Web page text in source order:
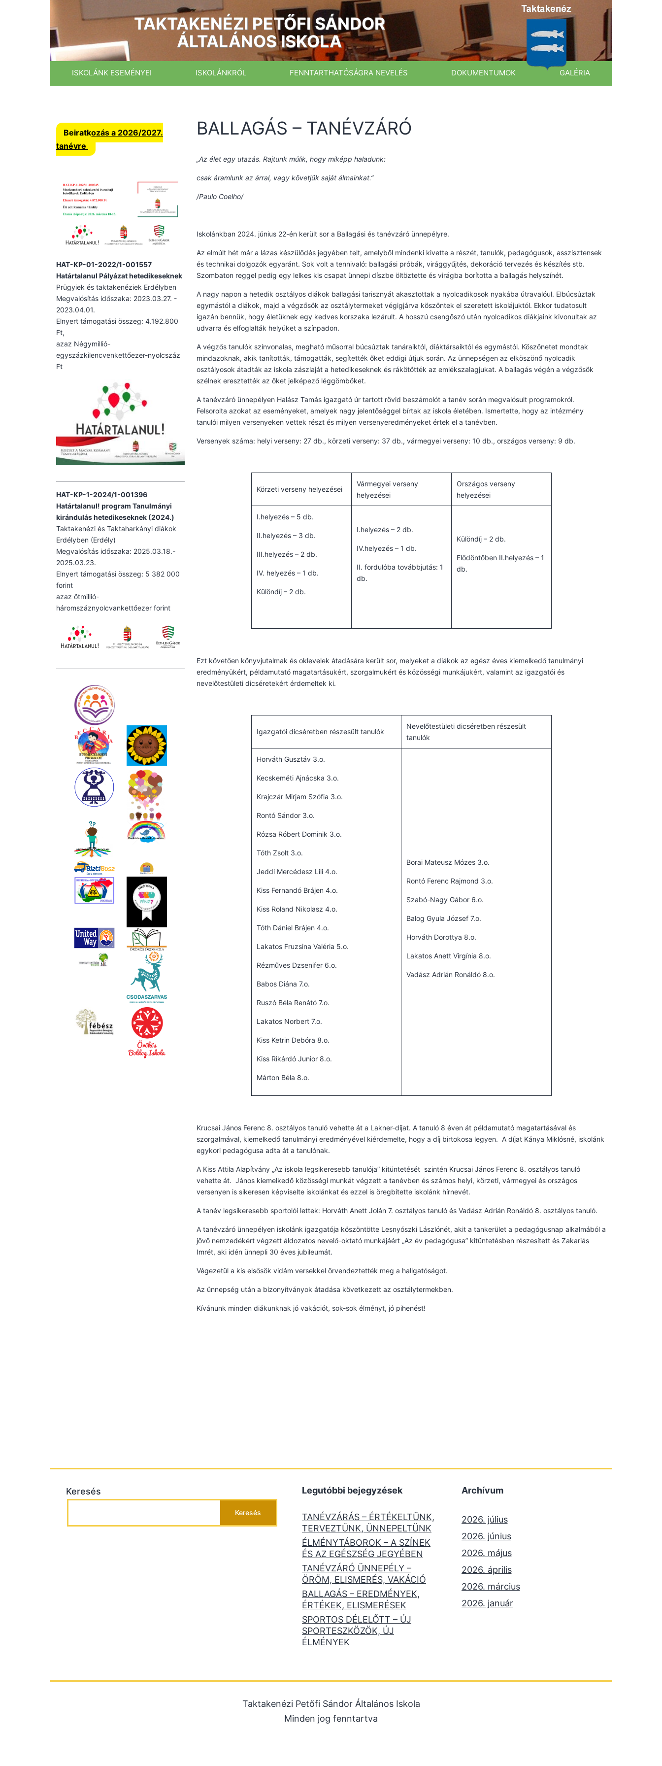
TAKTAKENÉZI PETŐFI SÁNDOR
ÁLTALÁNOS ISKOLA
ISKOLÁNK ESEMÉNYEI ISKOLÁNKRÓL FENNTARTHATÓSÁGRA NEVELÉS DOKUMENTUMOK GALÉRIA
Beiratkozás a 2026/2027.
tanévre
HAT-KP-01-2022/1-001557
Határtalanul Pályázat hetedikeseknek
Prügyiek és taktakenéziek Erdélyben
Megvalósítás időszaka: 2023.03.27. -
2023.04.01.
Elnyert támogatási összeg: 4.192.800
Ft,
azaz Négymillió-
egyszázkilencvenkettőezer-nyolcszáz
Ft
HAT-KP-1-2024/1-001396
Határtalanul! program Tanulmányi
kirándulás hetedikeseknek (2024.)
Taktakenézi és Taktaharkányi diákok
Erdélyben (Erdély)
Megvalósítás időszaka: 2025.03.18.-
2025.03.23.
Elnyert támogatási összeg: 5 382 000
forint
azaz ötmillió-
háromszáznyolcvankettőezer forint
BALLAGÁS – TANÉVZÁRÓ
„Az élet egy utazás. Rajtunk múlik, hogy miképp haladunk:
csak áramlunk az árral, vagy követjük saját álmainkat.”
/Paulo Coelho/
Iskolánkban 2024. június 22-én került sor a Ballagási és tanévzáró ünnepélyre.
Az elmúlt hét már a lázas készülődés jegyében telt, amelyből mindenki kivette a részét, tanulók, pedagógusok, asszisztensek
és technikai dolgozók egyaránt. Sok volt a tennivaló: ballagási próbák, virággyűjtés, dekoráció tervezés és készítés stb.
Szombaton reggel pedig egy lelkes kis csapat ünnepi díszbe öltöztette és virágba borította a ballagás helyszínét.
A nagy napon a hetedik osztályos diákok ballagási tarisznyát akasztottak a nyolcadikosok nyakába útravalóul. Elbúcsúztak
egymástól a diákok, majd a végzősök az osztálytermeket végigjárva köszöntek el szeretett iskolájuktól. Ekkor tudatosult
igazán bennük, hogy életüknek egy kedves korszaka lezárult. A hosszú csengőszó után nyolcadikos diákjaink kivonultak az
udvarra és elfoglalták helyüket a színpadon.
A végzős tanulók színvonalas, megható műsorral búcsúztak tanáraiktól, diáktársaiktól és egymástól. Köszönetet mondtak
mindazoknak, akik tanították, támogatták, segítették őket eddigi útjuk során. Az ünnepségen az elköszönő nyolcadik
osztályosok átadták az iskola zászlaját a hetedikeseknek és rákötötték az emlékszalagjukat. A ballagás végén a végzősök
szélnek eresztették az őket jelképező léggömböket.
A tanévzáró ünnepélyen Halász Tamás igazgató úr tartott rövid beszámolót a tanév során megvalósult programokról.
Felsorolta azokat az eseményeket, amelyek nagy jelentőséggel bírtak az iskola életében. Ismertette, hogy az intézmény
tanulói milyen versenyeken vettek részt és milyen versenyeredményeket értek el a tanévben.
Versenyek száma: helyi verseny: 27 db., körzeti verseny: 37 db., vármegyei verseny: 10 db., országos verseny: 9 db.
Körzeti verseny helyezései
Vármegyei verseny
helyezései
Országos verseny
helyezései
I.helyezés – 5 db.
II.helyezés – 3 db.
III.helyezés – 2 db.
IV. helyezés – 1 db.
Különdíj – 2 db.
I.helyezés – 2 db.
IV.helyezés – 1 db.
II. fordulóba továbbjutás: 1
db.
Különdíj – 2 db.
Elődöntőben II.helyezés – 1
db.
Ezt követően könyvjutalmak és oklevelek átadására került sor, melyeket a diákok az egész éves kiemelkedő tanulmányi
eredményükért, példamutató magatartásukért, szorgalmukért és közösségi munkájukért, valamint az igazgatói és
nevelőtestületi dicséretekért érdemeltek ki.
Igazgatói dicséretben részesült tanulók
Nevelőtestületi dicséretben részesült
tanulók
Horváth Gusztáv 3.o.
Kecskeméti Ajnácska 3.o.
Krajczár Mirjam Szófia 3.o.
Rontó Sándor 3.o.
Rózsa Róbert Dominik 3.o.
Tóth Zsolt 3.o.
Jeddi Mercédesz Lili 4.o.
Kiss Fernandó Brájen 4.o.
Kiss Roland Nikolasz 4.o.
Tóth Dániel Brájen 4.o.
Lakatos Fruzsina Valéria 5.o.
Rézműves Dzsenifer 6.o.
Babos Diána 7.o.
Ruszó Béla Renátó 7.o.
Lakatos Norbert 7.o.
Kiss Ketrin Debóra 8.o.
Kiss Rikárdó Junior 8.o.
Márton Béla 8.o.
Borai Mateusz Mózes 3.o.
Rontó Ferenc Rajmond 3.o.
Szabó-Nagy Gábor 6.o.
Balog Gyula József 7.o.
Horváth Dorottya 8.o.
Lakatos Anett Virgínia 8.o.
Vadász Adrián Ronáldó 8.o.
Krucsai János Ferenc 8. osztályos tanuló vehette át a Lakner-díjat. A tanuló 8 éven át példamutató magatartásával és
szorgalmával, kiemelkedő tanulmányi eredményével kiérdemelte, hogy a díj birtokosa legyen. A díjat Kánya Miklósné, iskolánk
egykori pedagógusa adta át a tanulónak.
A Kiss Attila Alapítvány „Az iskola legsikeresebb tanulója” kitüntetését szintén Krucsai János Ferenc 8. osztályos tanuló
vehette át. János kiemelkedő közösségi munkát végzett a tanévben és számos helyi, körzeti, vármegyei és országos
versenyen is sikeresen képviselte iskolánkat és ezzel is öregbítette iskolánk hírnevét.
A tanév legsikeresebb sportolói lettek: Horváth Anett Jolán 7. osztályos tanuló és Vadász Adrián Ronáldó 8. osztályos tanuló.
A tanévzáró ünnepélyen iskolánk igazgatója köszöntötte Lesnyószki Lászlónét, akit a tankerület a pedagógusnap alkalmából a
jövő nemzedékért végzett áldozatos nevelő-oktató munkájáért „Az év pedagógusa” kitüntetésben részesített és Zakariás
Imrét, aki idén ünnepli 30 éves jubileumát.
Végezetül a kis elsősök vidám versekkel örvendeztették meg a hallgatóságot.
Az ünnepség után a bizonyítványok átadása következett az osztálytermekben.
Kívánunk minden diákunknak jó vakációt, sok-sok élményt, jó pihenést!
Keresés
Keresés
Legutóbbi bejegyzések
TANÉVZÁRÁS – ÉRTÉKELTÜNK,
TERVEZTÜNK, ÜNNEPELTÜNK
ÉLMÉNYTÁBOROK – A SZÍNEK
ÉS AZ EGÉSZSÉG JEGYÉBEN
TANÉVZÁRÓ ÜNNEPÉLY –
ÖRÖM, ELISMERÉS, VAKÁCIÓ
BALLAGÁS – EREDMÉNYEK,
ÉRTÉKEK, ELISMERÉSEK
SPORTOS DÉLELŐTT – ÚJ
SPORTESZKÖZÖK, ÚJ
ÉLMÉNYEK
Archívum
2026. július
2026. június
2026. május
2026. április
2026. március
2026. január
Taktakenézi Petőfi Sándor Általános Iskola
Minden jog fenntartva